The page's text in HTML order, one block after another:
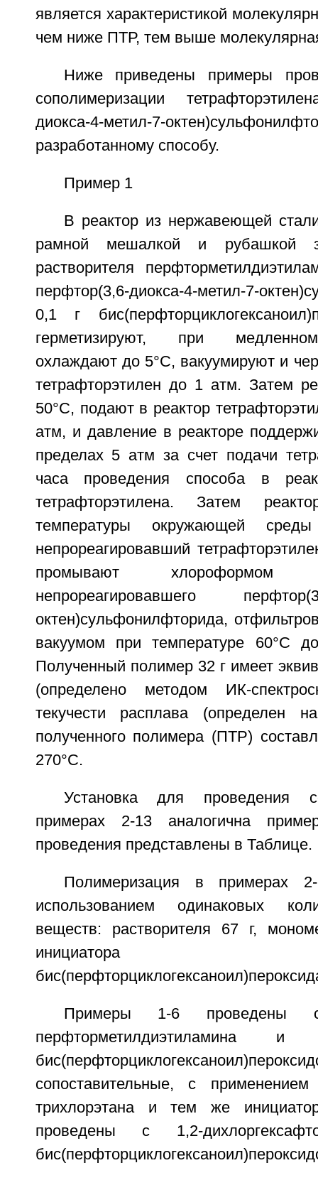
является характеристикой
чем ниже ПТР, тем выше
Ниже приведены примеры
сополимеризации
диокса-4-метил-7-
разработанному способу.
Пример 1
В реактор из нержавеющей
рамной мешалкой и рубашкой
растворителя
перфтор(3,6-диокса-4-метил-7-
0,1 г
герметизируют, при
охлаждают до 5°C, вакуумируют и
тетрафторэтилен до 1 атм. Затем
50°C, подают в реактор
атм, и давление в реакторе
пределах 5 атм за счет подачи
часа проведения способа в
тетрафторэтилена. Затем
температуры окружающей
непрореагировавший
промывают
непрореагировавшего
октен)сульфонилфторида,
вакуумом при температуре 60°C
Полученный полимер 32 г имеет
(определено методом ИК-
текучести расплава (определен
полученного полимера (ПТР)
270°C.
Установка для проведения
примерах 2-13 аналогична
проведения представлены в Таблице.
Полимеризация в примерах
использованием одинаковых
веществ: растворителя 67 г,
инициатора
Примеры 1-6 проведены с
перфторметилдиэтиламина
сопоставительные, с применением
трихлорэтана и тем же
проведены с 1,2-